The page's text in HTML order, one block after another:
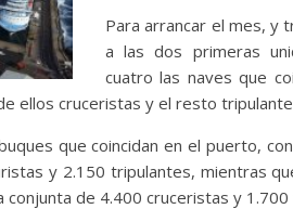
Para arrancar el mes, y
a las dos primeras
cuatro las naves que
ellos cruceristas y el resto
que coincidan en el puerto,
y 2.150 tripulantes, mientras
conjunta de 4.400 cruceristas y